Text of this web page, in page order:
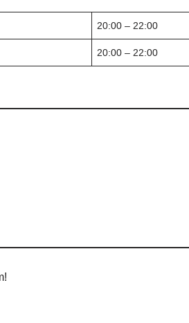
20:00 – 22:00
20:00 – 22:00